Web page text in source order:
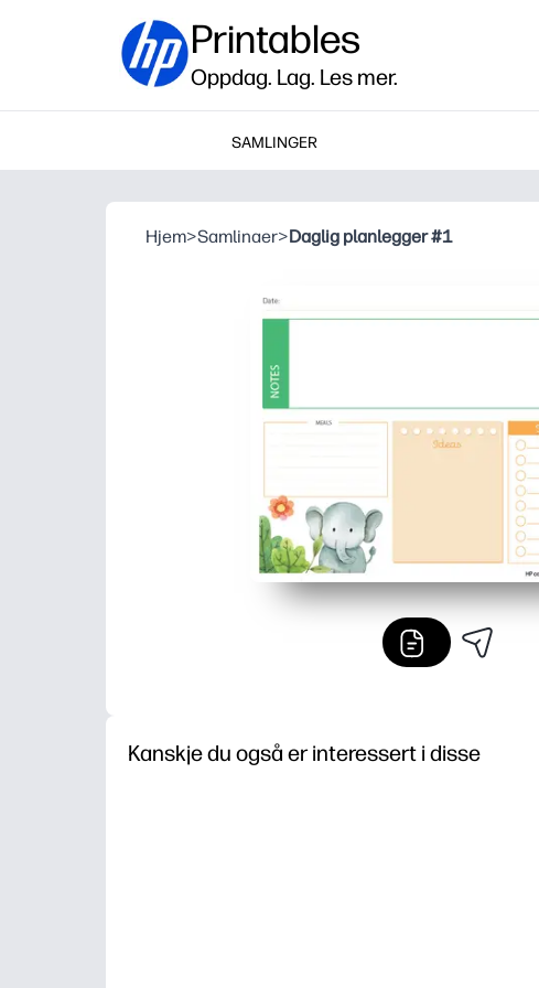
Printables
Oppdag. Lag. Les mer.
SAMLINGER
Hjem>Samlinaer>Daglig planlegger #1
Kanskje du også er interessert i disse